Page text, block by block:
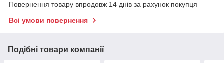
Повернення товару впродовж 14 днів за рахунок покупця
Всі умови повернення
Подібні товари компанії